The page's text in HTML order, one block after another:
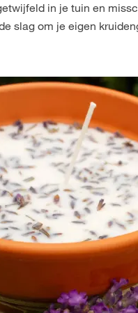
in je tuin en
slag om je eigen